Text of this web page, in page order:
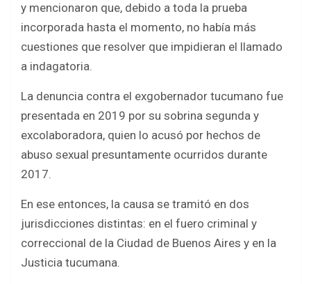
y mencionaron que, debido a toda la prueba
incorporada hasta el momento, no había más
cuestiones que resolver que impidieran el llamado
a indagatoria.
La denuncia contra el exgobernador tucumano fue
presentada en 2019 por su sobrina segunda y
excolaboradora, quien lo acusó por hechos de
abuso sexual presuntamente ocurridos durante
2017.
En ese entonces, la causa se tramitó en dos
jurisdicciones distintas: en el fuero criminal y
correccional de la Ciudad de Buenos Aires y en la
Justicia tucumana.